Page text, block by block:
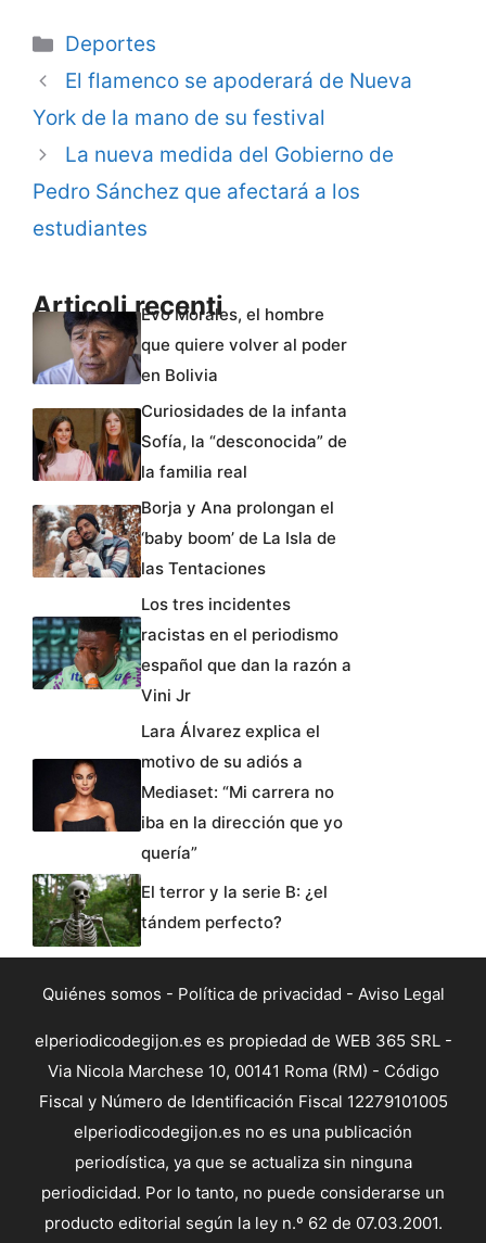
Categorie
Deportes
El flamenco se apoderará de Nueva
York de la mano de su festival
La nueva medida del Gobierno de
Pedro Sánchez que afectará a los
estudiantes
Articoli recentiEvo Morales, el hombre
que quiere volver al poder
en Bolivia
Curiosidades de la infanta
Sofía, la “desconocida” de
la familia real
Borja y Ana prolongan el
‘baby boom’ de La Isla de
las Tentaciones
Los tres incidentes
racistas en el periodismo
español que dan la razón a
Vini Jr
Lara Álvarez explica el
motivo de su adiós a
Mediaset: “Mi carrera no
iba en la dirección que yo
quería”
El terror y la serie B: ¿el
tándem perfecto?
Quiénes somos - Política de privacidad - Aviso Legal
elperiodicodegijon.es es propiedad de WEB 365 SRL -
Via Nicola Marchese 10, 00141 Roma (RM) - Código
Fiscal y Número de Identificación Fiscal 12279101005
elperiodicodegijon.es no es una publicación
periodística, ya que se actualiza sin ninguna
periodicidad. Por lo tanto, no puede considerarse un
producto editorial según la ley n.º 62 de 07.03.2001.